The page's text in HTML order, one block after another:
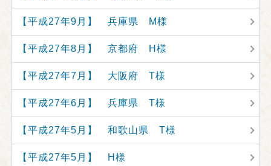
【平成27年9月】 兵庫県 M様
【平成27年8月】 京都府 H様
【平成27年7月】 大阪府 T様
【平成27年6月】 兵庫県 T様
【平成27年5月】 和歌山県 T様
【平成27年5月】 H様